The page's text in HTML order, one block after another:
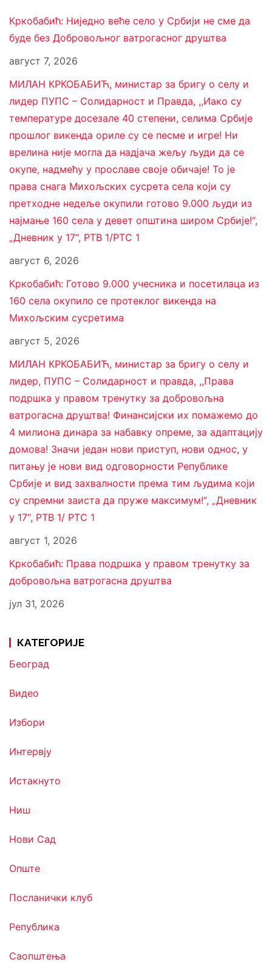
Кркобабић: Ниједно веће село у Србији не сме да
буде без Добровољног ватрогасног друштва
август 7, 2026
МИЛАН КРКОБАБИЋ, министар за бригу о селу и
лидер ПУПС – Солидарност и Правда, ,,Иако су
температуре досезале 40 степени, селима Србије
прошлог викенда ориле су се песме и игре! Ни
врелина није могла да надјача жељу људи да се
окупе, надмећу у прославе своје обичаје! То је
права снага Михољских сусрета села који су
претходне недеље окупили готово 9.000 људи из
најмање 160 села у девет општина широм Србије!“,
„Дневник у 17“, РТВ 1/РТС 1
август 6, 2026
Кркобабић: Готово 9.000 учесника и посетилаца из
160 села окупило се протеклог викенда на
Михољским сусретима
август 5, 2026
МИЛАН КРКОБАБИЋ, министар за бригу о селу и
лидер, ПУПС – Солидарност и правда, ,,Права
подршка у правом тренутку за добровољна
ватрогасна друштва! Финансијски их помажемо до
4 милиона динара за набавку опреме, за адаптацију
домова! Значи један нови приступ, нови однос, у
питању је нови вид одговорности Републике
Србије и вид захвалности према тим људима који
су спремни заиста да пруже максимум!“, „Дневник
у 17“, РТВ 1/ РТС 1
август 1, 2026
Кркобабић: Права подршка у правом тренутку за
добровољна ватрогасна друштва
јул 31, 2026
КАТЕГОРИЈЕ
Београд
Видео
Избори
Интервју
Истакнуто
Ниш
Нови Сад
Опште
Посланички клуб
Република
Саопштења